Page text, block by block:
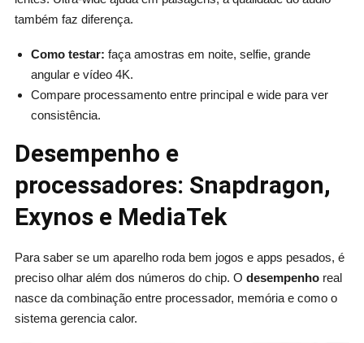
também faz diferença.
Como testar: faça amostras em noite, selfie, grande
angular e vídeo 4K.
Compare processamento entre principal e wide para ver
consistência.
Desempenho e
processadores: Snapdragon,
Exynos e MediaTek
Para saber se um aparelho roda bem jogos e apps pesados, é
preciso olhar além dos números do chip. O desempenhoreal
nasce da combinação entre processador, memória e como o
sistema gerencia calor.